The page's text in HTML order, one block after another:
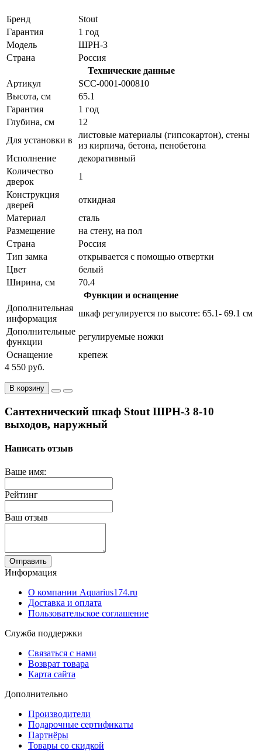
Бренд
Stout
Гарантия
1 год
Модель
ШРН-3
Страна
Россия
Технические данные
Артикул
SCC-0001-000810
Высота, см
65.1
Гарантия
1 год
Глубина, см
12
Для установки в
листовые материалы (гипсокартон), стены
из кирпича, бетона, пенобетона
Исполнение
декоративный
Количество
дверок
1
Конструкция
дверей
откидная
Материал
сталь
Размещение
на стену, на пол
Страна
Россия
Тип замка
открывается с помощью отвертки
Цвет
белый
Ширина, см
70.4
Функции и оснащение
Дополнительная
информация
шкаф регулируется по высоте: 65.1- 69.1 см
Дополнительные
функции
регулируемые ножки
Оснащение
крепеж
4 550 руб.
В корзину
Сантехнический шкаф Stout ШРН-3 8-10
выходов, наружный
Написать отзыв
Ваше имя:
Рейтинг
Ваш отзыв
Отправить
Информация
О компании Aquarius174.ru
Доставка и оплата
Пользовательское соглашение
Служба поддержки
Связаться с нами
Возврат товара
Карта сайта
Дополнительно
Производители
Подарочные сертификаты
Партнёры
Товары со скидкой